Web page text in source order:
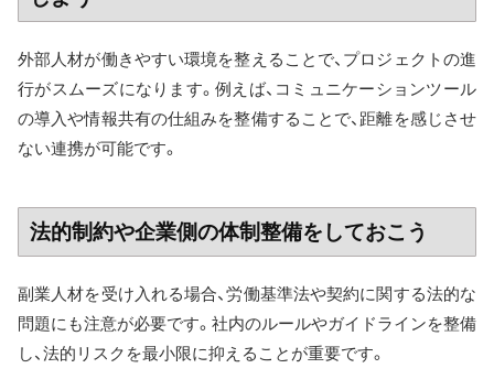
外部人材が働きやすい環境を整えることで、プロジェクトの進
行がスムーズになります。例えば、コミュニケーションツール
の導入や情報共有の仕組みを整備することで、距離を感じさせ
ない連携が可能です。
法的制約や企業側の体制整備をしておこう
副業人材を受け入れる場合、労働基準法や契約に関する法的な
問題にも注意が必要です。社内のルールやガイドラインを整備
し、法的リスクを最小限に抑えることが重要です。